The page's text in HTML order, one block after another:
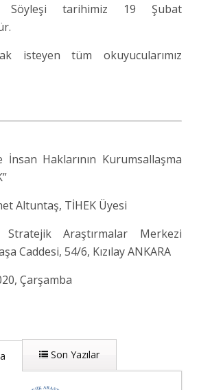
Söyleşi tarihimiz 19 Şubat
isteyen tüm okuyucularımız
İnsan Haklarının Kurumsallaşma
Altuntaş, TİHEK Üyesi
Stratejik Araştırmalar Merkezi
Caddesi, 54/6, Kızılay ANKARA
Çarşamba
Son Yazılar